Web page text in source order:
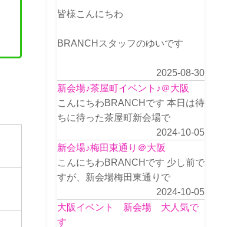
皆様こんにちわ
BRANCHスタッフのゆいです
2025-08-30
新会場♪茶屋町イベント♪＠大阪
こんにちわBRANCHです 本日は待
ちに待った茶屋町新会場で
2024-10-05
新会場♪梅田東通り＠大阪
こんにちわBRANCHです 少し前で
すが、新会場梅田東通りで
2024-10-05
大阪イベント 新会場 大人気で
す